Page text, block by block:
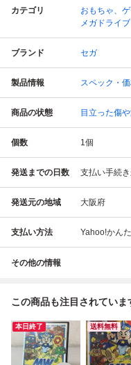
カテゴリ おもちゃ、
メガドライブ
ブランド セガ
製品情報 スペック・
商品の状態 目立った傷
個数 1個
発送までの日数 支払い手続
発送元の地域 大阪府
支払い方法 Yahoo!かん
その他の情報
この商品も注目されていま
本日終了 送料無料